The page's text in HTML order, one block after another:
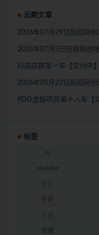
近期文章
2026年07月29日阳叔网
2026年07月3日阳叔网创
抖店店群第一车【交付中】
2026年05月22日阳叔网
PDD虚拟项目第十八车【
标签
AI
youtube
变现
引流